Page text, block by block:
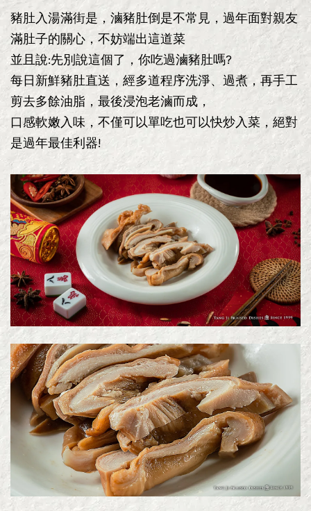
豬肚入湯滿街是，滷豬肚倒是不常見，過年面對親友
滿肚子的關心，不妨端出這道菜
並且說:先別說這個了，你吃過滷豬肚嗎?
每日新鮮豬肚直送，經多道程序洗淨、過煮，再手工
剪去多餘油脂，最後浸泡老滷而成，
口感軟嫩入味，不僅可以單吃也可以快炒入菜，絕對
是過年最佳利器!